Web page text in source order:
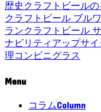
歴史 クラフトビールの
クラフトビール ブル
ランクラフトビール
ナビリティ アップサ
理コンビニグラス
Menu
コラムColumn